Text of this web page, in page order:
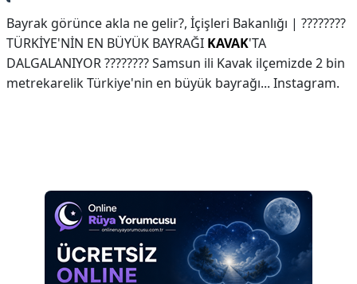
Bayrak görünce akla ne gelir?, İçişleri Bakanlığı | ????????
TÜRKİYE'NİN EN BÜYÜK BAYRAĞI KAVAK'TA
DALGALANIYOR ???????? Samsun ili Kavak ilçemizde 2 bin
metrekarelik Türkiye'nin en büyük bayrağı... Instagram.